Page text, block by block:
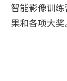
智能影像训
果和各项大奖